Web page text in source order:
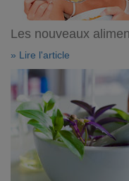
Les nouveaux
» Lire l'article